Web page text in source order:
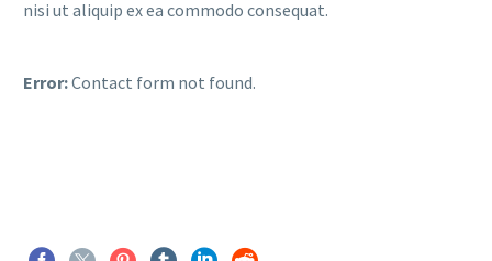
nisi ut aliquip ex ea commodo consequat.
Error:Contact form not found.